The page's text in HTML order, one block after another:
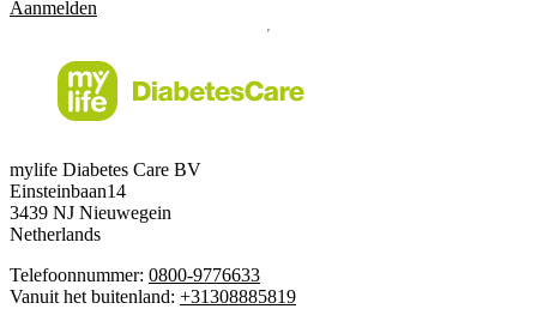
Aanmelden
mylife Diabetes Care BV
Einsteinbaan14
3439 NJ Nieuwegein
Netherlands
Telefoonnummer: 0800-9776633
Vanuit het buitenland: +31308885819